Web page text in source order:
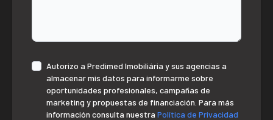
Autorizo ​​a Predimed Imobiliária y sus agencias a
almacenar mis datos para informarme sobre
oportunidades profesionales, campañas de
marketing y propuestas de financiación. Para más
información consulta nuestra Política de Privacidad